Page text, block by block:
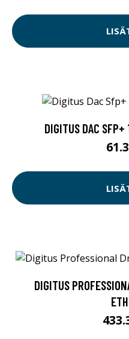
DIGITUS DAC SFP+
DIGITUS